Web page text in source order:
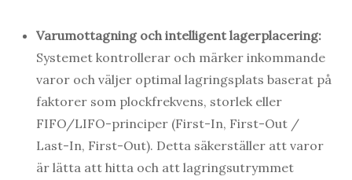
Varumottagning och intelligent lagerplacering:
Systemet kontrollerar och märker inkommande
varor och väljer optimal lagringsplats baserat på
faktorer som plockfrekvens, storlek eller
FIFO/LIFO-principer (First-In, First-Out /
Last-In, First-Out). Detta säkerställer att varor
är lätta att hitta och att lagringsutrymmet